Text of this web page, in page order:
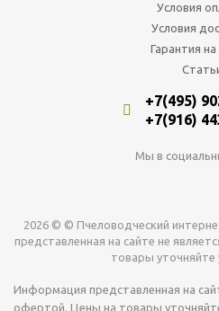
Условия
Условия
Гарантия
+7(495)
+7(916)
Мы в
2026 © © Пчеловодческий
представленная на сайте не
товары уточняйте
Информация представленная на
офертой. Цены на товары